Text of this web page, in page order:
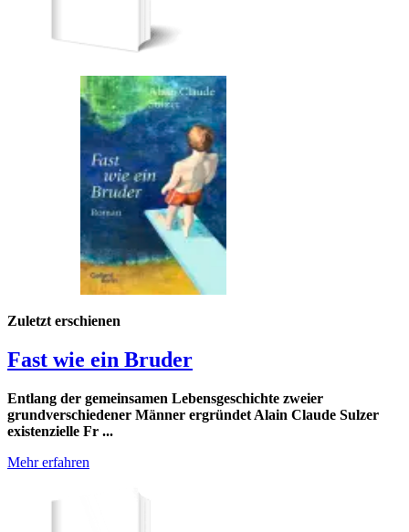
Zuletzt erschienen
Fast wie ein Bruder
Entlang der gemeinsamen Lebensgeschichte zweier
grundverschiedener Männer ergründet Alain Claude Sulzer
existenzielle Fr ...
Mehr erfahren